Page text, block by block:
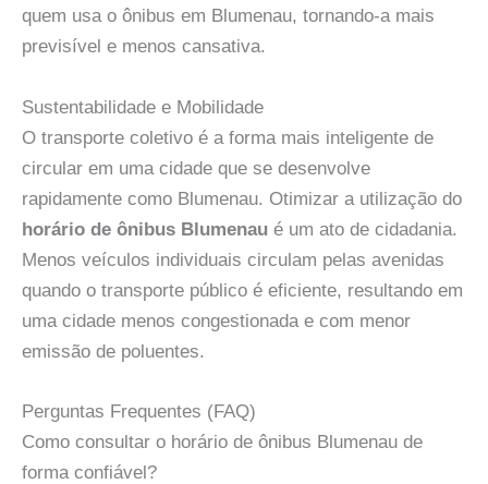
quem usa o ônibus em Blumenau, tornando-a mais
previsível e menos cansativa.
Sustentabilidade e Mobilidade
O transporte coletivo é a forma mais inteligente de
circular em uma cidade que se desenvolve
rapidamente como Blumenau. Otimizar a utilização do
horário de ônibus Blumenau é um ato de cidadania.
Menos veículos individuais circulam pelas avenidas
quando o transporte público é eficiente, resultando em
uma cidade menos congestionada e com menor
emissão de poluentes.
Perguntas Frequentes (FAQ)
Como consultar o horário de ônibus Blumenau de
forma confiável?